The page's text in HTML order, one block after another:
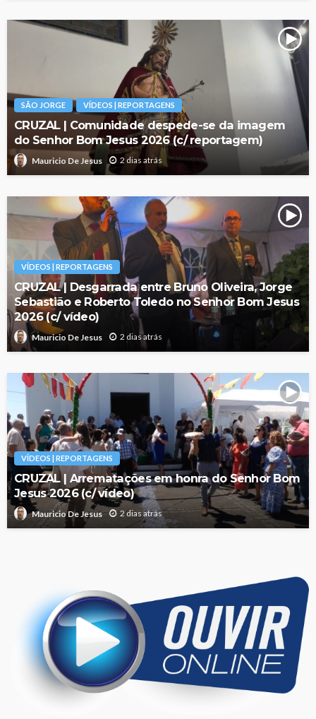
SÃO JORGE VÍDEOS | REPORTAGENS
CRUZAL | Comunidade despede-se da imagem
do Senhor Bom Jesus 2026 (c/ reportagem)
Mauricio De Jesus 2 dias atrás
VÍDEOS | REPORTAGENS
CRUZAL | Desgarrada entre Bruno Oliveira, Jorge
Sebastião e Roberto Toledo no Senhor Bom Jesus
2026 (c/ vídeo)
Mauricio De Jesus 2 dias atrás
VÍDEOS | REPORTAGENS
CRUZAL | Arrematações em honra do Senhor Bom
Jesus 2026 (c/ vídeo)
Mauricio De Jesus 2 dias atrás